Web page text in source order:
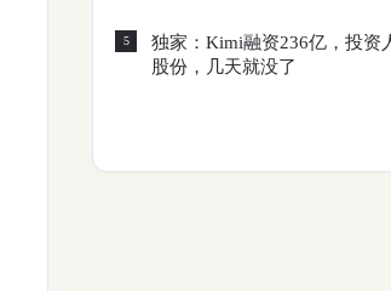
5
独家：Kimi融资236亿，投资
股份，几天就没了